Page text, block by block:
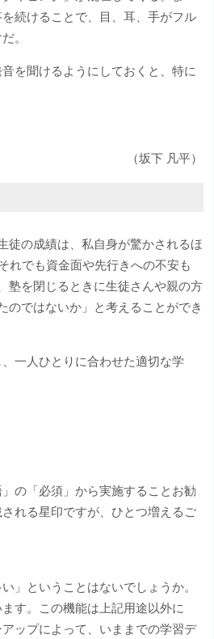
続けることで、目、耳、手がフル
。
を聞けるようにしておくと、特に
（坂下 凡平）
徒の成績は、私自身が驚かされるほ
れでも資金面や先行きへの不安も
塾を閉じるときに生徒さんや親の方
のではないか」と考えることができ
一人ひとりに合わせた適切な学
の「必須」から実施することお勧
れる星印ですが、ひとつ増えるご
」ということはないでしょうか。
す。この機能は上記用途以外に
ップによって、いままでの学習デ